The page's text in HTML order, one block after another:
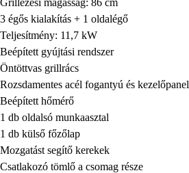
Grillezési magasság: 86 cm
3 égős kialakítás + 1 oldalégő
Teljesítmény: 11,7 kW
Beépített gyújtási rendszer
Öntöttvas grillrács
Rozsdamentes acél fogantyú és kezelőpanel
Beépített hőmérő
1 db oldalsó munkaasztal
1 db külső főzőlap
Mozgatást segítő kerekek
Csatlakozó tömlő a csomag része